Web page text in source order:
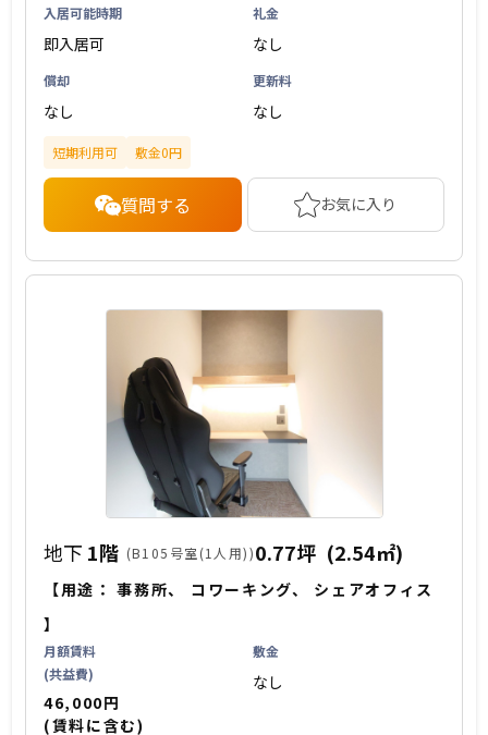
入居可能時期
即入居可
礼金
なし
償却
なし
更新料
なし
短期利用可 敷金0円
質問する お気に入り
地下 1階 (B105号室(1人用))0.77坪 (2.54㎡)
【用途：事務所、 コワーキング、
シェアオフィス
】
月額賃料
(共益費)
46,000円
(賃料に含む)
敷金
なし